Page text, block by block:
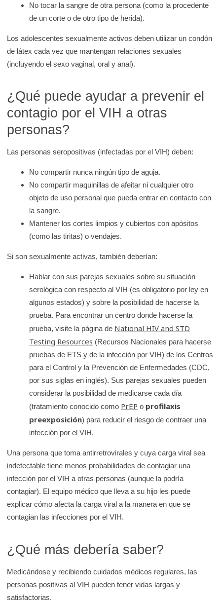
No tocar la sangre de otra persona (como la procedente
de un corte o de otro tipo de herida).
Los adolescentes sexualmente activos deben utilizar un condón
de látex cada vez que mantengan relaciones sexuales
(incluyendo el sexo vaginal, oral y anal).
¿Qué puede ayudar a prevenir el
contagio por el VIH a otras
personas?
Las personas seropositivas (infectadas por el VIH) deben:
No compartir nunca ningún tipo de aguja.
No compartir maquinillas de afeitar ni cualquier otro
objeto de uso personal que pueda entrar en contacto con
la sangre.
Mantener los cortes limpios y cubiertos con apósitos
(como las tiritas) o vendajes.
Si son sexualmente activas, también deberían:
Hablar con sus parejas sexuales sobre su situación
serológica con respecto al VIH (es obligatorio por ley en
algunos estados) y sobre la posibilidad de hacerse la
prueba. Para encontrar un centro donde hacerse la
prueba, visite la página de National HIV and STD
Testing Resources (Recursos Nacionales para hacerse
pruebas de ETS y de la infección por VIH) de los Centros
para el Control y la Prevención de Enfermedades (CDC,
por sus siglas en inglés). Sus parejas sexuales pueden
considerar la posibilidad de medicarse cada día
(tratamiento conocido como PrEP o profilaxis
preexposición) para reducir el riesgo de contraer una
infección por el VIH.
Una persona que toma antirretrovirales y cuya carga viral sea
indetectable tiene menos probabilidades de contagiar una
infección por el VIH a otras personas (aunque la podría
contagiar). El equipo médico que lleva a su hijo les puede
explicar cómo afecta la carga viral a la manera en que se
contagian las infecciones por el VIH.
¿Qué más debería saber?
Medicándose y recibiendo cuidados médicos regulares, las
personas positivas al VIH pueden tener vidas largas y
satisfactorias.